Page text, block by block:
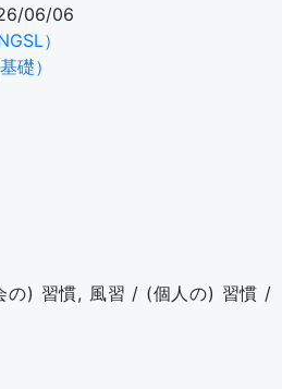
06/06
）
礎）
の) 習慣, 風習 / (個人の) 習慣